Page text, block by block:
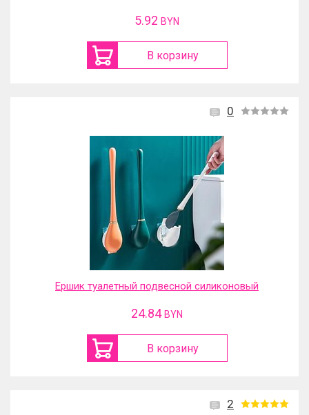
5.92 BYN
В корзину
0
Ершик туалетный подвесной силиконовый
24.84 BYN
В корзину
2